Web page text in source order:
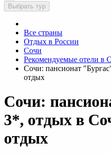
Выбрать тур
Все страны
Отдых в России
Сочи
Рекомендуемые отели в
Сочи: пансионат
отдых
Сочи:
3*, отдых в
отдых